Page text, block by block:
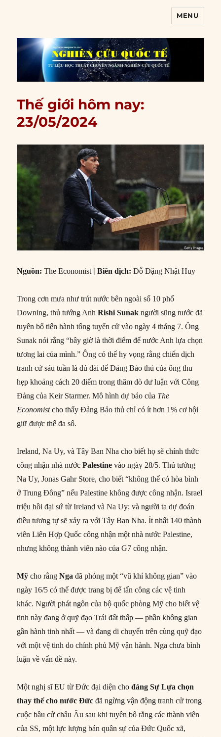
MENU
Thế giới hôm nay:
23/05/2024
Nguồn: The Economist |Biên dịch: Đỗ Đặng Nhật Huy
Trong cơn mưa như trút nước bên ngoài số 10 phố
Downing, thủ tướng AnhRishi Sunak người sũng nước đã
tuyên bố tiến hành tổng tuyển cử vào ngày 4 tháng 7. Ông
Sunak nói rằng “bây giờ là thời điểm để nước Anh lựa chọn
tương lai của mình.” Ông có thể hy vọng rằng chiến dịch
tranh cử sáu tuần là đủ dài để Đảng Bảo thủ của ông thu
hẹp khoảng cách 20 điểm trong thăm dò dư luận với Công
Đảng của Keir Starmer. Mô hình dự báo của The
Economistcho thấy Đảng Bảo thủ chỉ có ít hơn 1% cơ hội
giữ được thế đa số.
Ireland, Na Uy, và Tây Ban Nha cho biết họ sẽ chính thức
công nhận nhà nướcPalestine vào ngày 28/5. Thủ tướng
Na Uy, Jonas Gahr Store, cho biết “không thể có hòa bình
ở Trung Đông” nếu Palestine không được công nhận. Israel
triệu hồi đại sứ từ Ireland và Na Uy; và người ta dự đoán
điều tương tự sẽ xảy ra với Tây Ban Nha. Ít nhất 140 thành
viên Liên Hợp Quốc công nhận một nhà nước Palestine,
nhưng không thành viên nào của G7 công nhận.
Mỹ cho rằngNga đã phóng một “vũ khí không gian” vào
ngày 16/5 có thể được trang bị để tấn công các vệ tinh
khác. Người phát ngôn của bộ quốc phòng Mỹ cho biết vệ
tinh này đang ở quỹ đạo Trái đất thấp — phần không gian
gần hành tinh nhất — và đang di chuyển trên cùng quỹ đạo
với một vệ tinh do chính phủ Mỹ vận hành. Nga chưa bình
luận về vấn đề này.
Một nghị sĩ EU từ Đức đại diện chođảng Sự Lựa chọn
thay thế cho nước Đức đã ngừng vận động tranh cử trong
cuộc bầu cử châu Âu sau khi tuyên bố rằng các thành viên
của SS, một lực lượng bán quân sự của Đức Quốc xã,